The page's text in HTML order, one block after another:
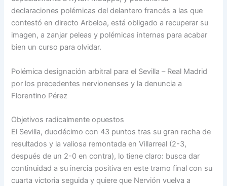
declaraciones polémicas del delantero francés a las que
contestó en directo Arbeloa, está obligado a recuperar su
imagen, a zanjar peleas y polémicas internas para acabar
bien un curso para olvidar.
Polémica designación arbitral para el Sevilla – Real Madrid
por los precedentes nervionenses y la denuncia a
Florentino Pérez
Objetivos radicalmente opuestos
El Sevilla, duodécimo con 43 puntos tras su gran racha de
resultados y la valiosa remontada en Villarreal (2-3,
después de un 2-0 en contra), lo tiene claro: busca dar
continuidad a su inercia positiva en este tramo final con su
cuarta victoria seguida y quiere que Nervión vuelva a